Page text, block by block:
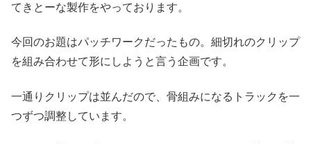
てきとーな製作をやっております。
今回のお題はパッチワークだったもの。細切れのクリップ
を組み合わせて形にしようと言う企画です。
一通りクリップは並んだので、骨組みになるトラックを一
つずつ調整しています。